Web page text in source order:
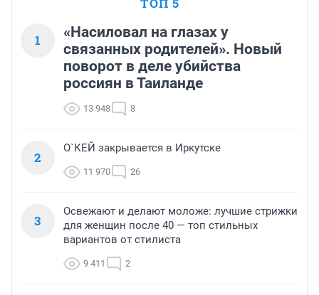
1
«Насиловал на глазах у
связанных родителей». Новый
поворот в деле убийства
россиян в Таиланде
13 948 8
2
О`КЕЙ закрывается в Иркутске
11 970 26
3
Освежают и делают моложе: лучшие стрижки
для женщин после 40 — топ стильных
вариантов от стилиста
9 411 2